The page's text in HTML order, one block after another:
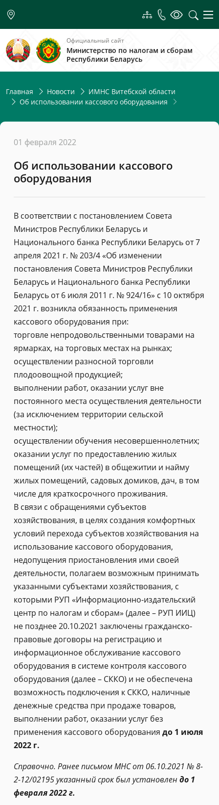
Официальный сайт
Министерство по налогам и сборам
Республики Беларусь
Главная Новости
ИМНС Витебской области
Об использовании кассового оборудования
01 февраля 2022
Об использовании кассового
оборудования
В соответствии с постановлением Совета
Министров Республики Беларусь и
Национального банка Республики Беларусь от 7
апреля 2021 г. № 203/4 «Об изменении
постановления Совета Министров Республики
Беларусь и Национального банка Республики
Беларусь от 6 июля 2011 г. № 924/16» с 10 октября
2021 г. возникла обязанность применения
кассового оборудования при:
торговле непродовольственными товарами на
ярмарках, на торговых местах на рынках;
осуществлении разносной торговли
плодоовощной продукцией;
выполнении работ, оказании услуг вне
постоянного места осуществления деятельности
(за исключением территории сельской
местности);
осуществлении обучения несовершеннолетних;
оказании услуг по предоставлению жилых
помещений (их частей) в общежитии и найму
жилых помещений, садовых домиков, дач, в том
числе для краткосрочного проживания.
В связи с обращениями субъектов
хозяйствования, в целях создания комфортных
условий перехода субъектов хозяйствования на
использование кассового оборудования,
недопущения приостановления ими своей
деятельности, полагаем возможным принимать
указанными субъектами хозяйствования, с
которыми РУП «Информационно-издательский
центр по налогам и сборам» (далее – РУП ИИЦ)
не позднее 20.10.2021 заключены гражданско-
правовые договоры на регистрацию и
информационное обслуживание кассового
оборудования в системе контроля кассового
оборудования (далее – СККО) и не обеспечена
возможность подключения к СККО, наличные
денежные средства при продаже товаров,
выполнении работ, оказании услуг без
применения кассового оборудования до 1 июля
2022 г.
Справочно. Ранее письмом МНС от 06.10.2021 № 8-
2-12/02195 указанный срок был установлен до 1
февраля 2022 г.